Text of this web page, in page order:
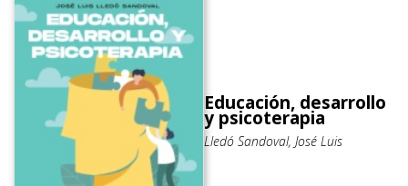
Educación, desarrollo
y psicoterapia
Lledó Sandoval, José Luis